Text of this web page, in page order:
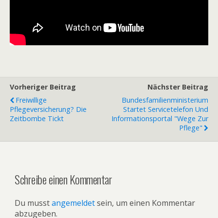
Vorheriger Beitrag
Freiwillige
Pflegeversicherung? Die
Zeitbombe Tickt
Nächster Beitrag
Bundesfamilienministerium
Startet Servicetelefon Und
Informationsportal "Wege Zur
Pflege"
Schreibe einen Kommentar
Du musstangemeldetsein, um einen Kommentar
abzugeben.